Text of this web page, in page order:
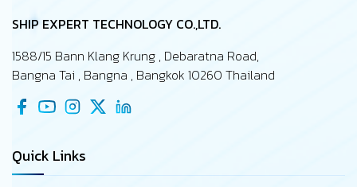
SHIP EXPERT TECHNOLOGY CO.,LTD.
1588/15 Bann Klang Krung , Debaratna Road,
Bangna Tai , Bangna , Bangkok 10260 Thailand
Quick Links